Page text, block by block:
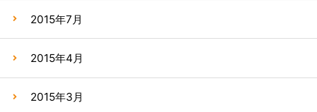
2015年7月
2015年4月
2015年3月